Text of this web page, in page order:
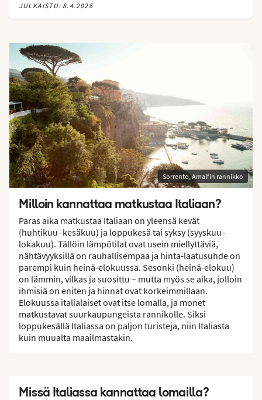
JULKAISTU: 8.4.2026
Sorrento, Amalfin rannikko
Milloin kannattaa matkustaa Italiaan?
Paras aika matkustaa Italiaan on yleensä kevät
(huhtikuu–kesäkuu) ja loppukesä tai syksy (syyskuu–
lokakuu). Tällöin lämpötilat ovat usein miellyttäviä,
nähtävyyksillä on rauhallisempaa ja hinta-laatusuhde on
parempi kuin heinä-elokuussa. Sesonki (heinä-elokuu)
on lämmin, vilkas ja suosittu – mutta myös se aika, jolloin
ihmisiä on eniten ja hinnat ovat korkeimmillaan.
Elokuussa italialaiset ovat itse lomalla, ja monet
matkustavat suurkaupungeista rannikolle. Siksi
loppukesällä Italiassa on paljon turisteja, niin Italiasta
kuin muualta maailmastakin.
Missä Italiassa kannattaa lomailla?